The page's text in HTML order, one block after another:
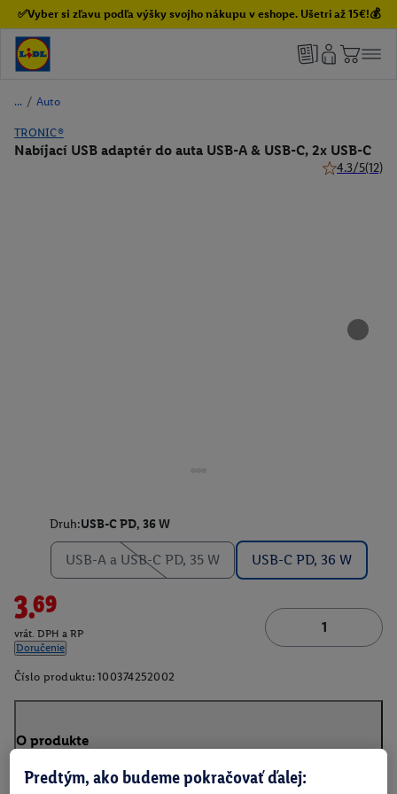
✅Vyber si zľavu podľa výšky svojho nákupu v eshope. Ušetri až 15€!💰
/ Auto
TRONIC®
Nabíjací USB adaptér do auta USB-A & USB-C, 2x USB-C
4.3/5(12)
Druh:USB-C PD, 36 W
USB-A a USB-C PD, 35 W USB-C PD, 36 W
3.69
vrát. DPH a RP
Doručenie
Číslo produktu: 100374252002
O produkte
Predtým, ako budeme pokračovať ďalej: